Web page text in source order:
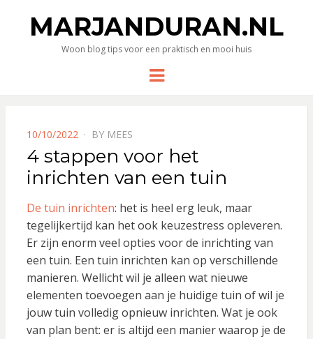
MARJANDURAN.NL
Woon blog tips voor een praktisch en mooi huis
Menu
POSTED
ON
10/10/2022 BY MEES
4 stappen voor het
inrichten van een tuin
De tuin inrichten: het is heel erg leuk, maar
tegelijkertijd kan het ook keuzestress opleveren.
Er zijn enorm veel opties voor de inrichting van
een tuin. Een tuin inrichten kan op verschillende
manieren. Wellicht wil je alleen wat nieuwe
elementen toevoegen aan je huidige tuin of wil je
jouw tuin volledig opnieuw inrichten. Wat je ook
van plan bent: er is altijd een manier waarop je de